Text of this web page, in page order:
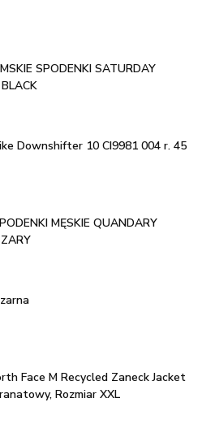
SPODENKI SATURDAY
Downshifter 10 CI9981 004 r. 45
MĘSKIE QUANDARY
Face M Recycled Zaneck Jacket
Rozmiar XXL